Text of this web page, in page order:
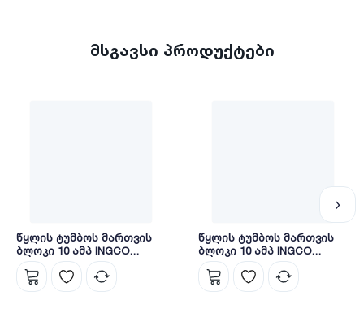
მსგავსი პროდუქტები
წყლის ტუმბოს მართვის
ბლოკი 10 ამპ INGCO
WAPS001
წყლის ტუმბოს მართვის
ბლოკი 10 ამპ INGCO
WAPS002